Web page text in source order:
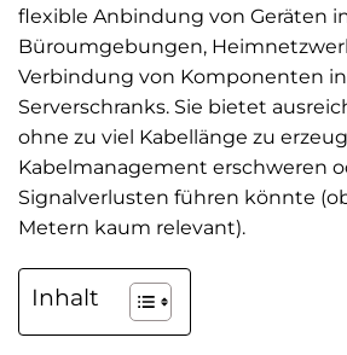
flexible Anbindung von Geräten
Büroumgebungen,
Verbindung von Komponenten
Serverschranks. Sie bietet
ohne zu viel Kabellänge zu
Kabelmanagement erschweren
Signalverlusten führen könnte
Metern kaum relevant).
Inhalt